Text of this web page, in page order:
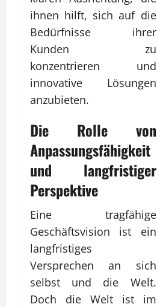
ihnen hilft, sich auf die
Bedürfnisse ihrer
Kunden zu
konzentrieren und
innovative Lösungen
anzubieten.
Die Rolle von
Anpassungsfähigkeit
und langfristiger
Perspektive
Eine tragfähige
Geschäftsvision ist ein
langfristiges
Versprechen an sich
selbst und die Welt.
Doch die Welt ist im